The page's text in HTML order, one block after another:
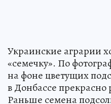
Украинские аграрии
«семечку». По
на фоне цветущих
в Донбассе прекрасно
Раньше семена